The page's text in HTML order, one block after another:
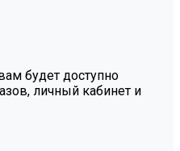
будет доступно
личный кабинет и